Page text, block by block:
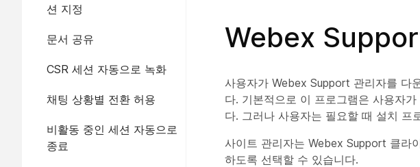
션 지정
문서 공유
CSR 세션 자동으로 녹화
채팅 상황별 전환 허용
비활동 중인 세션 자동으로
종료
Webex
사용자가 Webex Support 관리자를 다
다. 기본적으로 이 프로그램은 사용자
다. 그러나 사용자는 필요할 때 설치 프
사이트 관리자는 Webex Support 클라
하도록 선택할 수 있습니다.